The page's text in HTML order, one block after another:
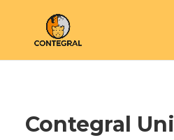
Contegral